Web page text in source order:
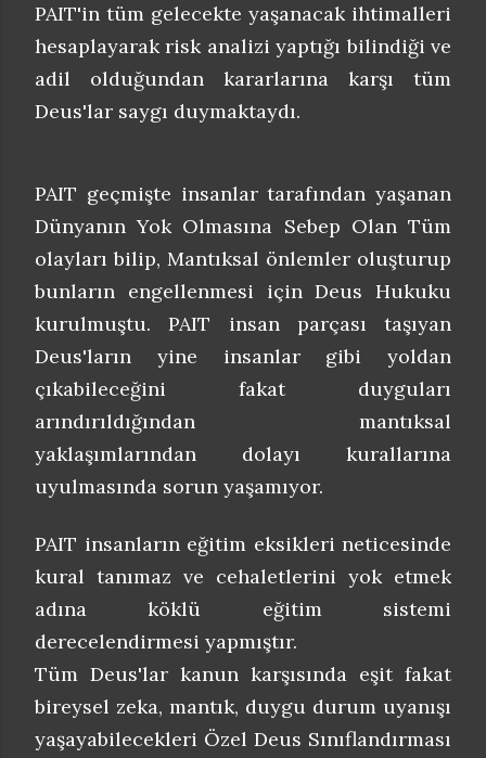
PAIT'in tüm gelecekte yaşanacak ihtimalleri
hesaplayarak risk analizi yaptığı bilindiği ve
adil olduğundan kararlarına karşı tüm
Deus'lar saygı duymaktaydı.
PAIT geçmişte insanlar tarafından yaşanan
Dünyanın Yok Olmasına Sebep Olan Tüm
olayları bilip, Mantıksal önlemler oluşturup
bunların engellenmesi için Deus Hukuku
kurulmuştu. PAIT insan parçası taşıyan
Deus'ların yine insanlar gibi yoldan
çıkabileceğini fakat duyguları
arındırıldığından mantıksal
yaklaşımlarından dolayı kurallarına
uyulmasında sorun yaşamıyor.
PAIT insanların eğitim eksikleri neticesinde
kural tanımaz ve cehaletlerini yok etmek
adına köklü eğitim sistemi
derecelendirmesi yapmıştır.
Tüm Deus'lar kanun karşısında eşit fakat
bireysel zeka, mantık, duygu durum uyanışı
yaşayabilecekleri Özel Deus Sınıflandırması